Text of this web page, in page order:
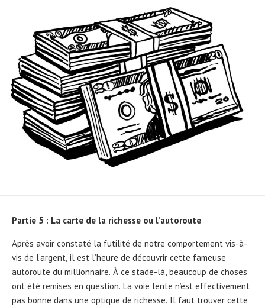
Partie 5 : La carte de la richesse ou l’autoroute
Après avoir constaté la futilité de notre comportement vis-à-
vis de l’argent, il est l’heure de découvrir cette fameuse
autoroute du millionnaire. À ce stade-là, beaucoup de choses
ont été remises en question. La voie lente n’est effectivement
pas bonne dans une optique de richesse. Il faut trouver cette